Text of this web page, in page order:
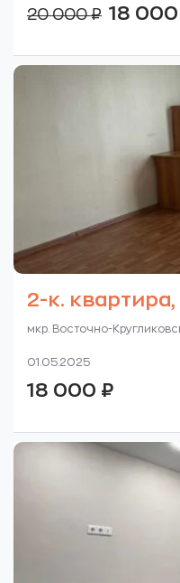
20 000₽
цена
000 ₽.
18 000
2-к. квартира,
мкр. Восточно-
01.05.2025
18 000 ₽